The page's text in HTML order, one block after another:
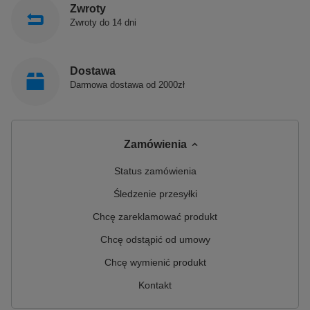
Zwroty
Zwroty do 14 dni
Dostawa
Darmowa dostawa od 2000zł
Zamówienia
Status zamówienia
Śledzenie przesyłki
Chcę zareklamować produkt
Chcę odstąpić od umowy
Chcę wymienić produkt
Kontakt